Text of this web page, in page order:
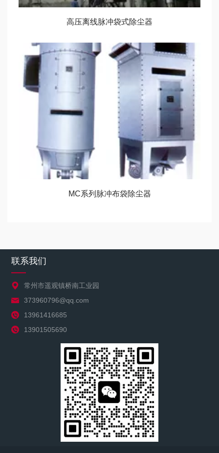
高压离线脉冲袋式除尘器
MC系列脉冲布袋除尘器
联系我们
常州市遥观镇桥南工业园
373960796@qq.com
13961416685
13901505690